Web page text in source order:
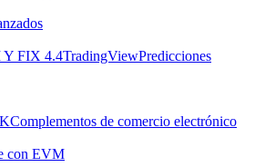
Y FIX 4.4TradingViewPredicciones
Complementos de comercio electrónico
con EVM